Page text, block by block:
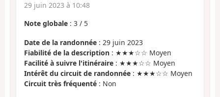
29 juin 2023 à 10:48
Note globale : 3 / 5
Date de la randonnée : 29 juin 2023
Fiabilité de la description : ★★★☆☆ Moyen
Facilité à suivre l'itinéraire : ★★★☆☆ Moyen
Intérêt du circuit de randonnée : ★★★☆☆ Moyen
Circuit très fréquenté : Non